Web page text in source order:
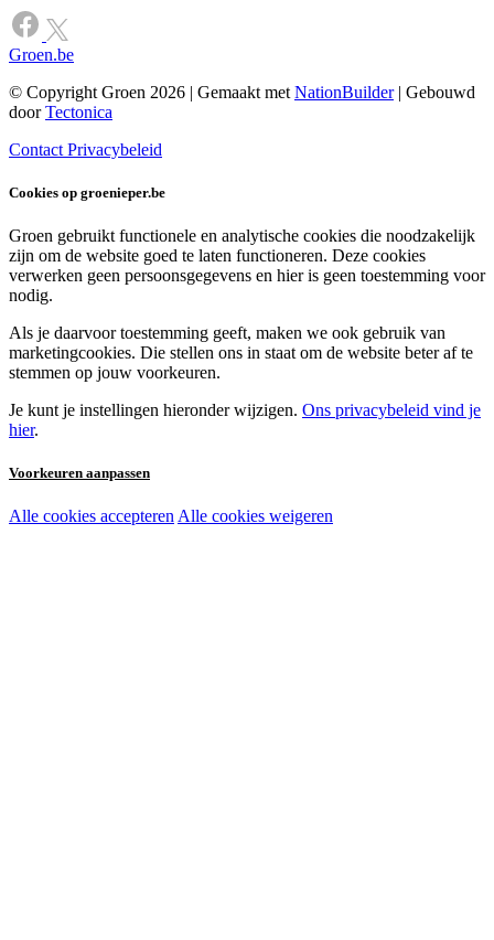
Groen.be
© Copyright Groen 2026 | Gemaakt met NationBuilder| Gebouwd
doorTectonica
Contact Privacybeleid
Cookies op groenieper.be
Groen gebruikt functionele en analytische cookies die noodzakelijk
zijn om de website goed te laten functioneren. Deze cookies
verwerken geen persoonsgegevens en hier is geen toestemming voor
nodig.
Als je daarvoor toestemming geeft, maken we ook gebruik van
marketingcookies. Die stellen ons in staat om de website beter af te
stemmen op jouw voorkeuren.
Je kunt je instellingen hieronder wijzigen. Ons privacybeleid vind je
hier.
Voorkeuren aanpassen
Noodzakelijke cookies:
Alle cookies accepteren Alle cookies weigeren